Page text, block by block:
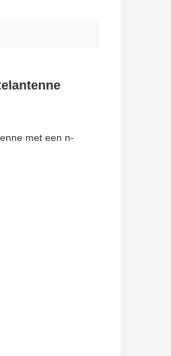
met een n-